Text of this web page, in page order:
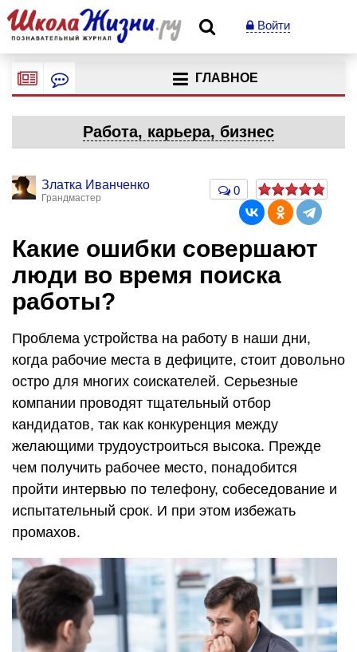
Войти
ГЛАВНОЕ
Работа, карьера, бизнес
Златка Иванченко
Грандмастер
0
Какие ошибки совершают
люди во время поиска
работы?
Проблема устройства на работу в наши дни,
когда рабочие места в дефиците, стоит довольно
остро для многих соискателей. Серьезные
компании проводят тщательный отбор
кандидатов, так как конкуренция между
желающими трудоустроиться высока. Прежде
чем получить рабочее место, понадобится
пройти интервью по телефону, собеседование и
испытательный срок. И при этом избежать
промахов.